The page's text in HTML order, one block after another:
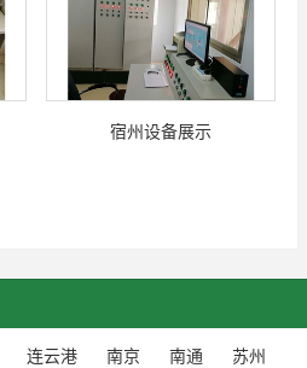
宿州设备展示
连云港 南京 南通
苏州